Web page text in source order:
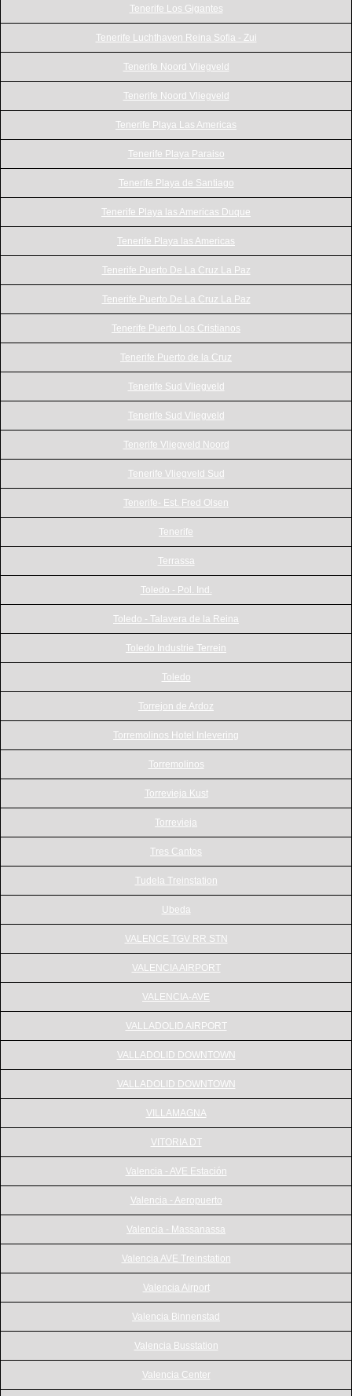
Tenerife Los Gigantes
Tenerife Luchthaven Reina Sofia - Zui
Tenerife Noord Vliegveld
Tenerife Noord Vliegveld
Tenerife Playa Las Americas
Tenerife Playa Paraiso
Tenerife Playa de Santiago
Tenerife Playa las Americas Duque
Tenerife Playa las Americas
Tenerife Puerto De La Cruz La Paz
Tenerife Puerto De La Cruz La Paz
Tenerife Puerto Los Cristianos
Tenerife Puerto de la Cruz
Tenerife Sud Vliegveld
Tenerife Sud Vliegveld
Tenerife Vliegveld Noord
Tenerife Vliegveld Sud
Tenerife- Est. Fred Olsen
Tenerife
Terrassa
Toledo - Pol. Ind.
Toledo - Talavera de la Reina
Toledo Industrie Terrein
Toledo
Torrejon de Ardoz
Torremolinos Hotel Inlevering
Torremolinos
Torrevieja Kust
Torrevieja
Tres Cantos
Tudela Treinstation
Ubeda
VALENCE TGV RR STN
VALENCIA AIRPORT
VALENCIA-AVE
VALLADOLID AIRPORT
VALLADOLID DOWNTOWN
VALLADOLID DOWNTOWN
VILLAMAGNA
VITORIA DT
Valencia - AVE Estación
Valencia - Aeropuerto
Valencia - Massanassa
Valencia AVE Treinstation
Valencia Airport
Valencia Binnenstad
Valencia Busstation
Valencia Center